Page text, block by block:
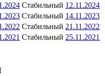
Стабильный 12.11.2024
Стабильный 14.11.2023
Стабильный 21.11.2022
Стабильный 25.11.2021